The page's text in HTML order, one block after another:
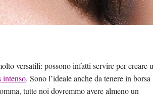
versatili: possono infatti servire per creare
intenso. Sono l’ideale anche da tenere in borsa
tutte noi dovremmo avere almeno un